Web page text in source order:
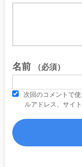
名前 （必須）
次回のコメントで
ルアドレス、サイ